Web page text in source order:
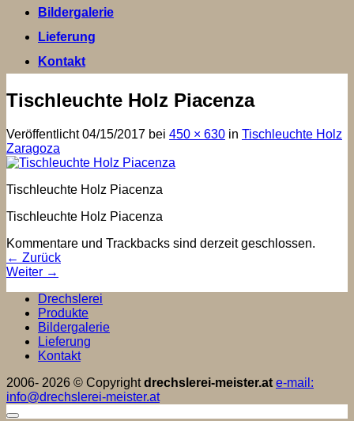
Bildergalerie
Lieferung
Kontakt
Tischleuchte Holz Piacenza
Veröffentlicht04/15/2017 bei 450 × 630 in Tischleuchte Holz
Zaragoza
Tischleuchte Holz Piacenza
Tischleuchte Holz Piacenza
Kommentare und Trackbacks sind derzeit geschlossen.
← Zurück
Weiter →
Drechslerei
Produkte
Bildergalerie
Lieferung
Kontakt
2006- 2026 © Copyrightdrechslerei-meister.at e-mail:
info@drechslerei-meister.at